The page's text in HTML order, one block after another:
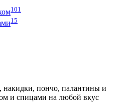
101
15
пончо, палантины и
и спицами на любой вкус